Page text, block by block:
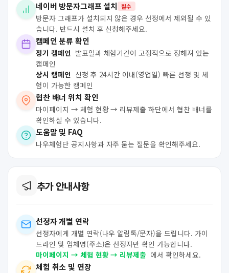
네이버 방문자그래프 설치 필수
방문자 그래프가 설치되지 않은 경우 선정에서 제외될 수 있
습니다. 반드시 설치 후 신청해주세요.
캠페인 분류 확인
정기 캠페인 발표일과 체험기간이 고정적으로 정해져 있는
캠페인
상시 캠페인 신청 후 24시간 이내(영업일) 빠른 선정 및 체
험이 가능한 캠페인
협찬 배너 위치 확인
마이페이지 → 체험 현황 → 리뷰제출 하단에서 협찬 배너를
확인하실 수 있습니다.
도움말 및 FAQ
나우체험단 공지사항과 자주 묻는 질문을 확인해주세요.
추가 안내사항
선정자 개별 연락
선정자에게 개별 연락(나우 알림톡/문자)을 드립니다. 가이
드라인 및 업체명(주소)은 선정자만 확인 가능합니다.
마이페이지 → 체험 현황 → 리뷰제출 에서 확인하세요.
체험 취소 및 연장